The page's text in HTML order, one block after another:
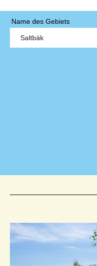
Name des Gebiets